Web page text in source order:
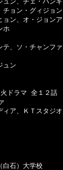
チョン・グィジョン
ョン、オ・ジョンア
ホ
テ、ソ・チャンフ
ュン
火ドラマ 全１２話
ィア、ＫＴスタジ
白石）大学校